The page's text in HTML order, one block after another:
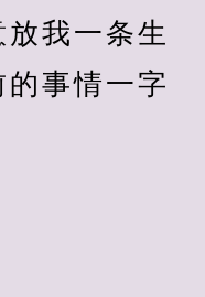
我一条生
事情一字